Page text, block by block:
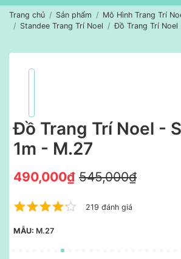
Trang chủ Sản phẩm
Mô Hình Trang Trí
Standee Trang Trí Noel
Đồ Trang Trí Noel
Đồ Trang Trí Noel -
1m - M.27
490,000₫ 545,000₫
219 đánh giá
MẪU: M.27